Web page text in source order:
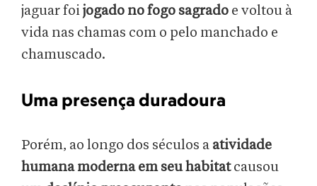
jaguar foijogado no fogo sagrado e voltou à
vida nas chamas com o pelo manchado e
chamuscado.
Uma presença duradoura
Porém, ao longo dos séculos a atividade
humana moderna em seu habitatcausou